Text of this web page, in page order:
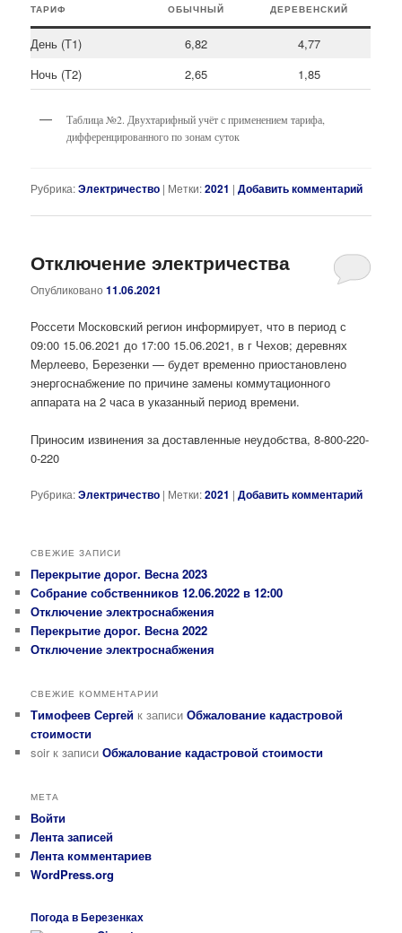
ТАРИФ ОБЫЧНЫЙ ДЕРЕВЕНСКИЙ
День (Т1) 6,82
4,77
Ночь (Т2)
2,65 1,85
Таблица №2. Двухтарифный учёт с применением тарифа,
дифференцированного по зонам суток
Рубрика:Электричество | Метки:2021 |Добавить комментарий
Отключение электричества
Опубликовано11.06.2021
Россети Московский регион информирует, что в период с
09:00 15.06.2021 до 17:00 15.06.2021, в г Чехов; деревнях
Мерлеево, Березенки — будет временно приостановлено
энергоснабжение по причине замены коммутационного
аппарата на 2 часа в указанный период времени.
Приносим извинения за доставленные неудобства, 8-800-220-
0-220
Рубрика:Электричество | Метки:2021 |Добавить комментарий
СВЕЖИЕ ЗАПИСИ
Перекрытие дорог. Весна 2023
Собрание собственников 12.06.2022 в 12:00
Отключение электроснабжения
Перекрытие дорог. Весна 2022
Отключение электроснабжения
СВЕЖИЕ КОММЕНТАРИИ
Тимофеев Сергей к записиОбжалование кадастровой
стоимости
soir к записиОбжалование кадастровой стоимости
МЕТА
Войти
Лента записей
Лента комментариев
WordPress.org
Погода в Березенках